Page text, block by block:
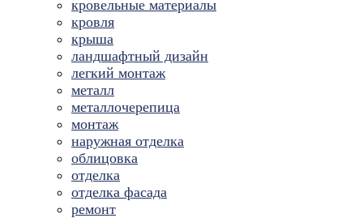
кровельные материалы
кровля
крыша
ландшафтный дизайн
легкий монтаж
металл
металлочерепица
монтаж
наружная отделка
облицовка
отделка
отделка фасада
ремонт